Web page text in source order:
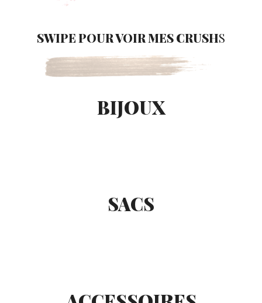
SWIPE POUR VOIR MES CRUSHS
BIJOUX
SACS